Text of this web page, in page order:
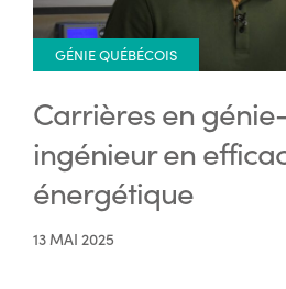
GÉNIE QUÉBÉCOIS
Carrières en
ingénieur en
énergétique
13 MAI 2025